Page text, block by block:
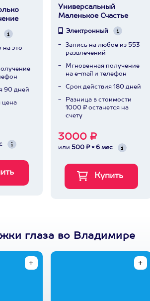
на это
90 дней
цена
Универсальный
Маленькое Счастье
Электронный
Запись на любое из 553
развлечений
Мгновенная получение
на e-mail и телефон
Срок действия 180 дней
Разница в стоимости
1000 ₽ останется на
счету
3000 ₽
или 500 ₽ × 6 мес
глаза во Владимире